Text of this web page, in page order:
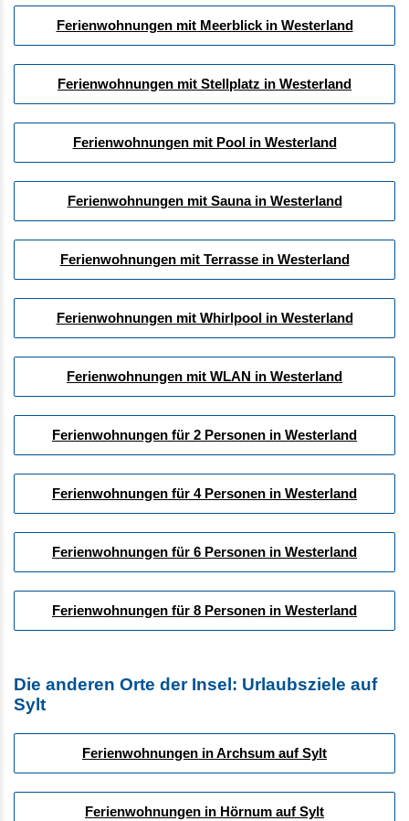
Ferienwohnungen mit Meerblick in Westerland
Ferienwohnungen mit Stellplatz in Westerland
Ferienwohnungen mit Pool in Westerland
Ferienwohnungen mit Sauna in Westerland
Ferienwohnungen mit Terrasse in Westerland
Ferienwohnungen mit Whirlpool in Westerland
Ferienwohnungen mit WLAN in Westerland
Ferienwohnungen für 2 Personen in Westerland
Ferienwohnungen für 4 Personen in Westerland
Ferienwohnungen für 6 Personen in Westerland
Ferienwohnungen für 8 Personen in Westerland
Die anderen Orte der Insel: Urlaubsziele auf
Sylt
Ferienwohnungen in Archsum auf Sylt
Ferienwohnungen in Hörnum auf Sylt